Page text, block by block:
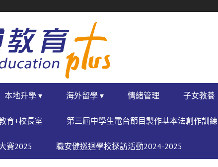
本地升學 ▾ 海外留學 ▾ 情緒管理 子女教養
育+校長室 第三屆中學生電台節目製作基本法創作訓練
賽2025 職安健巡迴學校探訪活動2024-2025